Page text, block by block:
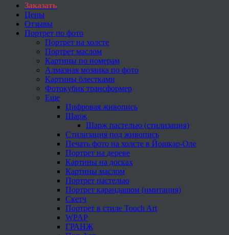
Заказать
Цены
Отзывы
Портрет по фото
Портрет на холсте
Портрет маслом
Картины по номерам
Алмазная мозаика по фото
Картины блестками
Фотокубик трансформер
Еще
Цифровая живопись
Шарж
Шарж пастелью (стилизация)
Стилизация под живопись
Печать фото на холсте в Йошкар-Оле
Портрет на дереве
Картины на досках
Картины маслом
Портрет пастелью
Портрет карандашом (имитация)
Скетч
Портрет в стиле Touch Art
WPAP
ГРАНЖ